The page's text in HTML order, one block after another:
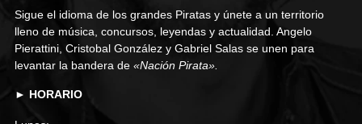
Sigue el idioma de los grandes Piratas y únete a un territorio
lleno de música, concursos, leyendas y actualidad. Angelo
Pierattini, Cristobal González y Gabriel Salas se unen para
levantar la bandera de «Nación Pirata».
► HORARIO